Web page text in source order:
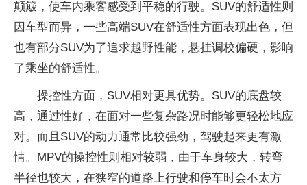
颠簸，使车内乘客感受到平稳的行驶。SUV的舒适性则
因车型而异，一些高端SUV在舒适性方面表现出色，但
也有部分SUV为了追求越野性能，悬挂调校偏硬，影响
了乘坐的舒适性。
操控性方面，SUV相对更具优势。SUV的底盘较
高，通过性好，在面对一些复杂路况时能够更轻松地应
对。而且SUV的动力通常比较强劲，驾驶起来更有激
情。MPV的操控性则相对较弱，由于车身较大，转弯
半径也较大，在狭窄的道路上行驶和停车时会不太方